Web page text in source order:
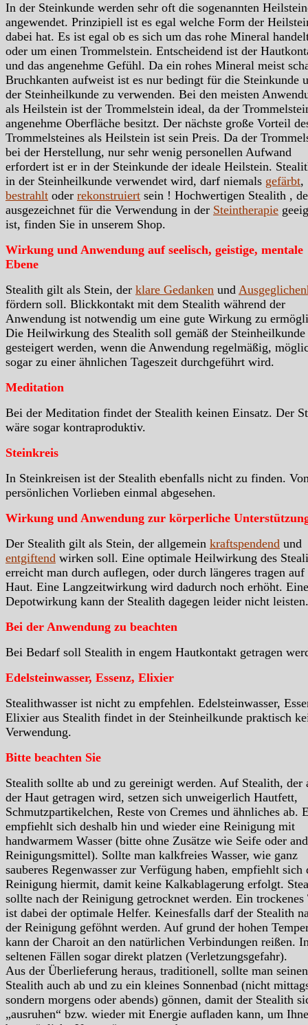
In der Steinkunde werden sehr oft die sogenannten
angewendet. Prinzipiell ist es egal welche Form der
dabei hat. Es ist egal ob es sich um das rohe Mineral
oder um einen Trommelstein. Entscheidend ist der
und das angenehme Gefühl. Da ein rohes Mineral meist
Bruchkanten aufweist ist es nur bedingt für die Steinkunde
der Steinheilkunde zu verwenden. Bei den meisten
als Heilstein ist der Trommelstein ideal, da der
angenehme Oberfläche besitzt. Der nächste große Vorteil
Trommelsteines als Heilstein ist sein Preis. Da der
bei der Herstellung, nur sehr wenig personellen Aufwand
erfordert ist er in der Steinkunde der ideale Heilstein.
in der Steinheilkunde verwendet wird, darf niemals gefärbt,
bestrahlt oder rekonstruiert sein ! Hochwertigen Stealith ,
ausgezeichnet für die Verwendung in der Steintherapie
ist, finden Sie in unserem Shop.
Wirkung und Anwendung auf seelisch, geistige, mentale
Ebene
Stealith gilt als Stein, der klare Gedanken und
fördern soll. Blickkontakt mit dem Stealith während der
Anwendung ist notwendig um eine gute Wirkung zu
Die Heilwirkung des Stealith soll gemäß der Steinheilkunde
gesteigert werden, wenn die Anwendung regelmäßig,
sogar zu einer ähnlichen Tageszeit durchgeführt wird.
Meditation
Bei der Meditation findet der Stealith keinen Einsatz. Der
wäre sogar kontraproduktiv.
Steinkreis
In Steinkreisen ist der Stealith ebenfalls nicht zu finden.
persönlichen Vorlieben einmal abgesehen.
Wirkung und Anwendung zur körperliche
Der Stealith gilt als Stein, der allgemein kraftspendend und
entgiftend wirken soll. Eine optimale Heilwirkung des
erreicht man durch auflegen, oder durch längeres tragen auf
Haut. Eine Langzeitwirkung wird dadurch noch erhöht. Eine
Depotwirkung kann der Stealith dagegen leider nicht leisten.
Bei der Anwendung zu beachten
Bei Bedarf soll Stealith in engem Hautkontakt getragen
Edelsteinwasser, Essenz, Elixier
Stealithwasser ist nicht zu empfehlen. Edelsteinwasser,
Elixier aus Stealith findet in der Steinheilkunde praktisch
Verwendung.
Bitte beachten Sie
Stealith sollte ab und zu gereinigt werden. Auf Stealith, der
der Haut getragen wird, setzen sich unweigerlich Hautfett,
Schmutzpartikelchen, Reste von Cremes und ähnliches ab.
empfiehlt sich deshalb hin und wieder eine Reinigung mit
handwarmem Wasser (bitte ohne Zusätze wie Seife oder
Reinigungsmittel). Sollte man kalkfreies Wasser, wie ganz
sauberes Regenwasser zur Verfügung haben, empfiehlt sich
Reinigung hiermit, damit keine Kalkablagerung erfolgt.
sollte nach der Reinigung getrocknet werden. Ein trockenes
ist dabei der optimale Helfer. Keinesfalls darf der Stealith
der Reinigung geföhnt werden. Auf grund der hohen
kann der Charoit an den natürlichen Verbindungen reißen.
seltenen Fällen sogar direkt platzen (Verletzungsgefahr).
Aus der Überlieferung heraus, traditionell, sollte man seinen
Stealith auch ab und zu ein kleines Sonnenbad (nicht
sondern morgens oder abends) gönnen, damit der Stealith
„ausruhen“ bzw. wieder mit Energie aufladen kann, um